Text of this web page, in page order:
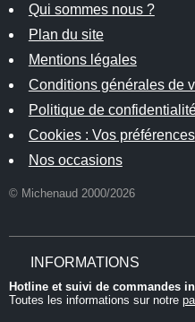
Qui sommes nous ?
Plan du site
Mentions légales
Conditions générales de
Politique de
Cookies : Vos préférences
Nos occasions
© Michenaud 2000/2026
INFORMATIONS
Hotline et suivi de commandes
Toutes les informations sur notre